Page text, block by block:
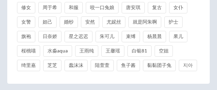
修女 周于希 和服 咬一口兔娘 唐安琪 复古 女仆
女警 妲己 婚纱 安然 尤妮丝 就是阿朱啊 护士
旗袍 日奈娇 星之迟迟 朱可儿 束缚 杨晨晨 果儿
桜桃喵 水淼aqua 王雨纯 王馨瑶 白银81 空姐
绮里嘉 芝芝 蠢沫沫 陆萱萱 鱼子酱 黏黏团子兔 지아